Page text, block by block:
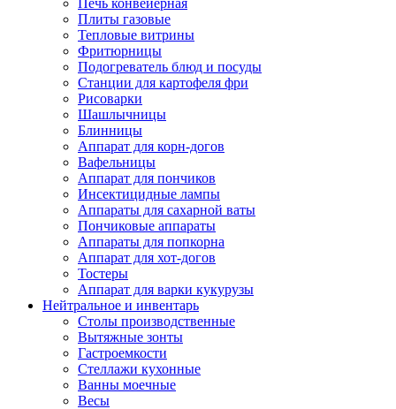
Печь конвейерная
Плиты газовые
Тепловые витрины
Фритюрницы
Подогреватель блюд и посуды
Станции для картофеля фри
Рисоварки
Шашлычницы
Блинницы
Аппарат для корн-догов
Вафельницы
Аппарат для пончиков
Инсектицидные лампы
Аппараты для сахарной ваты
Пончиковые аппараты
Аппараты для попкорна
Аппарат для хот-догов
Тостеры
Аппарат для варки кукурузы
Нейтральное и инвентарь
Столы производственные
Вытяжные зонты
Гастроемкости
Стеллажи кухонные
Ванны моечные
Весы